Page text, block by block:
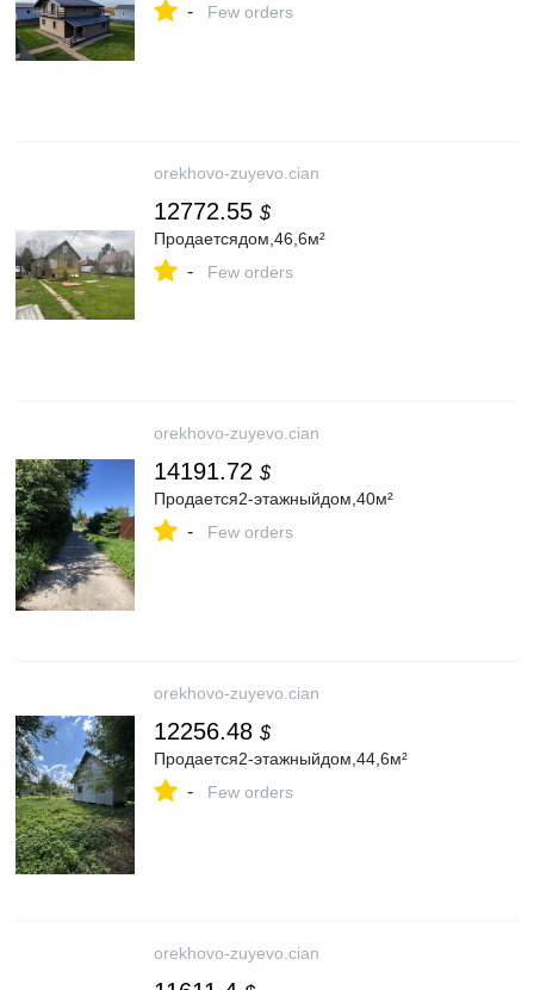
- Few orders
orekhovo-zuyevo.cian
12772.55 $
Продаетсядом,46,6м²
- Few orders
orekhovo-zuyevo.cian
14191.72 $
Продается2-этажныйдом,40м²
- Few orders
orekhovo-zuyevo.cian
12256.48 $
Продается2-этажныйдом,44,6м²
- Few orders
orekhovo-zuyevo.cian